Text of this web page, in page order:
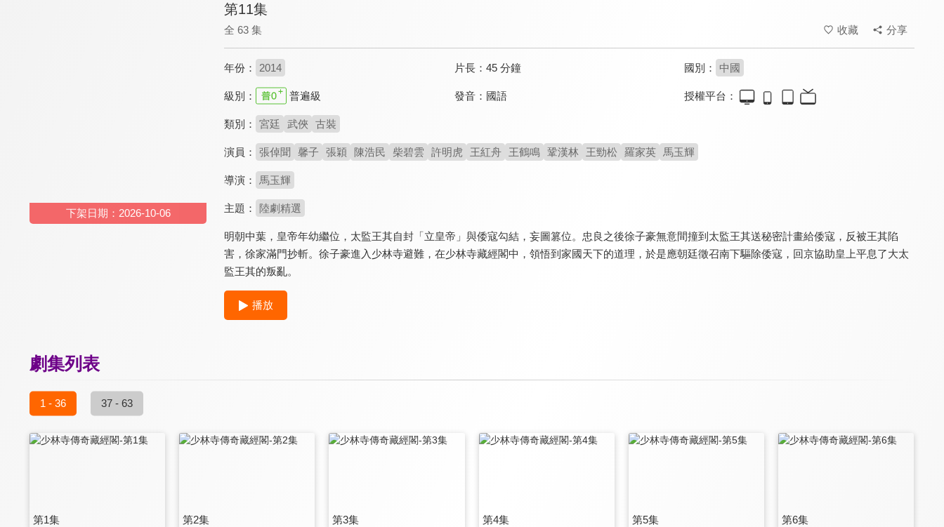
全 36 集
下架日期：2026-10-06
第11集
全 63 集 收藏 分享
年份： 2014 片長： 45 分鐘 國別： 中國
級別： 普遍級 發音： 國語 授權平台：
類別： 宮廷 武俠 古裝
演員： 張倬聞 馨子 張穎 陳浩民 柴碧雲 許明虎 王紅舟 王鶴鳴 鞏漢林 王勁松 羅家英 馬玉輝
導演： 馬玉輝
主題： 陸劇精選
明朝中葉，皇帝年幼繼位，太監王其自封「立皇帝」與倭寇勾結，妄圖篡位。忠良之後徐子豪無意間撞到太監王其送秘密計畫給倭寇，反被王其陷
害，徐家滿門抄斬。徐子豪進入少林寺避難，在少林寺藏經閣中，領悟到家國天下的道理，於是應朝廷徵召南下驅除倭寇，回京協助皇上平息了大太
監王其的叛亂。
播放
劇集列表
1 - 36 37 - 63
第1集 第2集 第3集 第4集 第5集 第6集